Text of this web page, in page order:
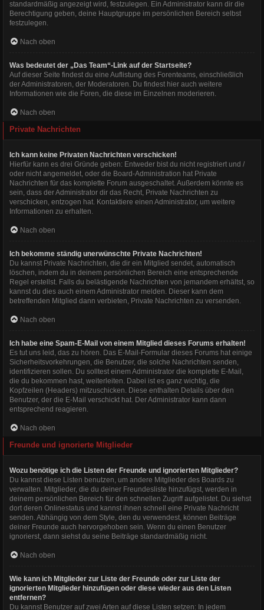
standardmäßig angezeigt wird, festzulegen. Ein Administrator kann dir die
Berechtigung geben, deine Hauptgruppe im persönlichen Bereich selbst
festzulegen.
Nach oben
Was bedeutet der „Das Team“-Link auf der Startseite?
Auf dieser Seite findest du eine Auflistung des Forenteams, einschließlich
der Administratoren, der Moderatoren. Du findest hier auch weitere
Informationen wie die Foren, die diese im Einzelnen moderieren.
Nach oben
Private Nachrichten
Ich kann keine Privaten Nachrichten verschicken!
Hierfür kann es drei Gründe geben: Entweder bist du nicht registriert und /
oder nicht angemeldet, oder die Board-Administration hat Private
Nachrichten für das komplette Forum ausgeschaltet. Außerdem könnte es
sein, dass der Administrator dir das Recht, Private Nachrichten zu
verschicken, entzogen hat. Kontaktiere einen Administrator, um weitere
Informationen zu erhalten.
Nach oben
Ich bekomme ständig unerwünschte Private Nachrichten!
Du kannst Private Nachrichten, die dir ein Mitglied sendet, automatisch
löschen, indem du in deinem persönlichen Bereich eine entsprechende
Regel erstellst. Falls du belästigende Nachrichten von jemandem erhältst, so
kannst du dies auch einem Administrator melden. Dieser kann dem
betreffenden Mitglied dann verbieten, Private Nachrichten zu versenden.
Nach oben
Ich habe eine Spam-E-Mail von einem Mitglied dieses Forums erhalten!
Es tut uns leid, das zu hören. Das E-Mail-Formular dieses Forums hat einige
Sicherheitsvorkehrungen, die Benutzer, die solche Nachrichten senden,
identifizieren sollen. Du solltest einem Administrator die komplette E-Mail,
die du bekommen hast, weiterleiten. Dabei ist es ganz wichtig, die
Kopfzeilen (Headers) mitzuschicken. Diese enthalten Details über den
Benutzer, der die E-Mail verschickt hat. Der Administrator kann dann
entsprechend reagieren.
Nach oben
Freunde und ignorierte Mitglieder
Wozu benötige ich die Listen der Freunde und ignorierten Mitglieder?
Du kannst diese Listen benutzen, um andere Mitglieder des Boards zu
verwalten. Mitglieder, die du deiner Freundesliste hinzufügst, werden in
deinem persönlichen Bereich für den schnellen Zugriff aufgelistet. Du siehst
dort deren Onlinestatus und kannst ihnen schnell eine Private Nachricht
senden. Abhängig von dem Style, den du verwendest, können Beiträge
deiner Freunde auch hervorgehoben sein. Wenn du einen Benutzer
ignorierst, dann siehst du seine Beiträge standardmäßig nicht.
Nach oben
Wie kann ich Mitglieder zur Liste der Freunde oder zur Liste der
ignorierten Mitglieder hinzufügen oder diese wieder aus den Listen
entfernen?
Du kannst Benutzer auf zwei Arten auf diese Listen setzen: In jedem